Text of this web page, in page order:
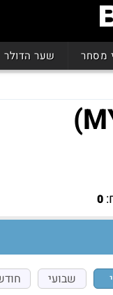
מסחר שער הדולר
0
שבועי